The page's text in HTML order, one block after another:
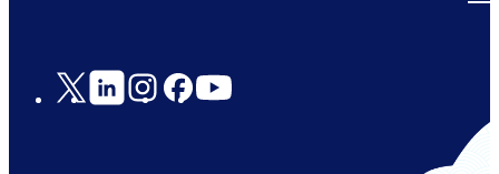
Social